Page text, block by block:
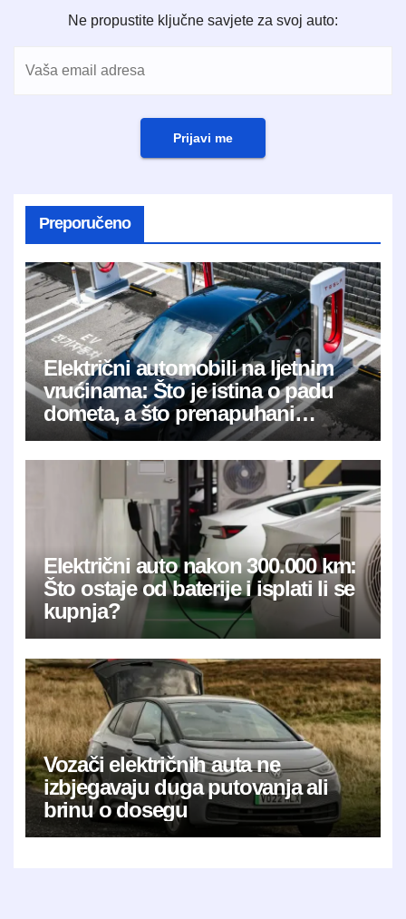
Ne propustite ključne savjete za svoj auto:
Prijavi me
Preporučeno
Električni automobili na ljetnim
vrućinama: Što je istina o padu
dometa, a što prenapuhani
mitovi?
Električni auto nakon 300.000 km:
Što ostaje od baterije i isplati li se
kupnja?
Vozači električnih auta ne
izbjegavaju duga putovanja ali
brinu o dosegu